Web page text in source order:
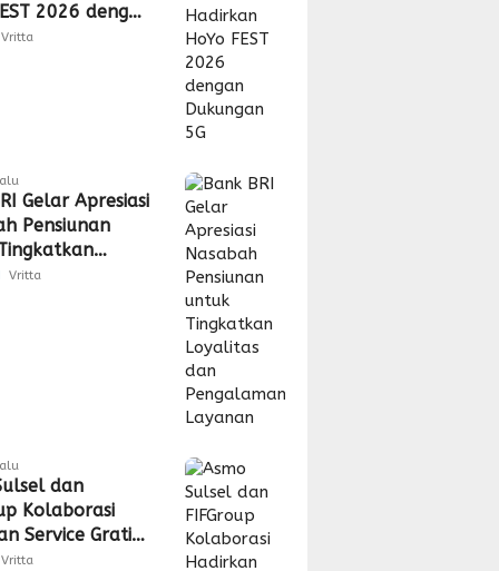
2026 dengan
5G
Vritta
Gelar Apresiasi
Pensiunan
dan
Vritta
dan
Kolaborasi
Service Gratis,
hingga
Vritta